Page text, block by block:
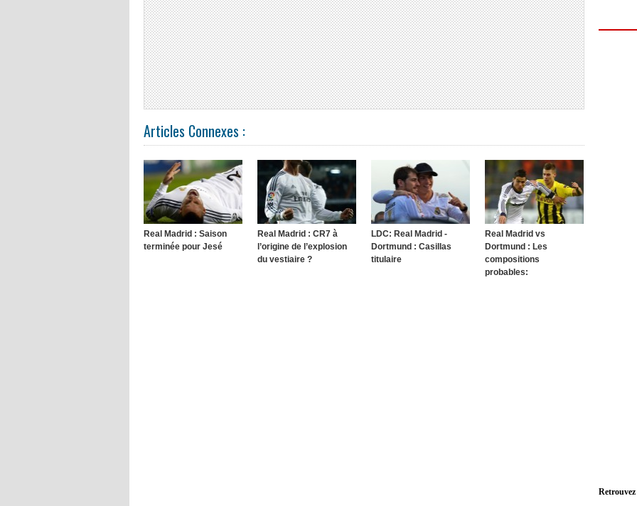
Articles Connexes :
Real Madrid : Saison
terminée pour Jesé
Real Madrid : CR7 à
l’origine de l’explosion
du vestiaire ?
LDC: Real Madrid -
Dortmund : Casillas
titulaire
Real Madrid vs
Dortmund : Les
compositions
probables: